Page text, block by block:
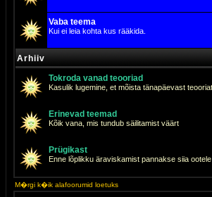
Vaba teema
Kui ei leia kohta kus rääkida.
Arhiiv
Tokroda vanad teooriad
Kasulik lugemine, et mõista tänapäevast teooriat
Erinevad teemad
Kõik vana, mis tundub säilitamist väärt
Prügikast
Enne lõplikku äraviskamist pannakse siia
M�rgi k�ik alafoorumid loetuks